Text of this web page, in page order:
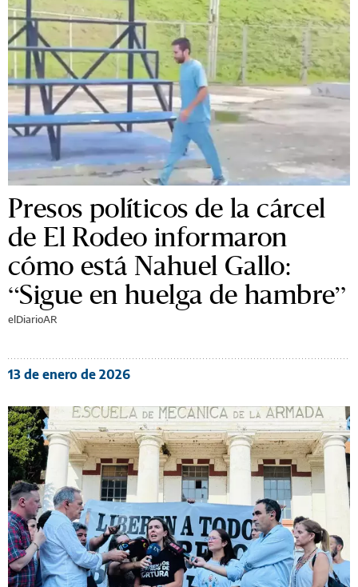
Presos políticos de la cárcel
de El Rodeo informaron
cómo está Nahuel Gallo:
“Sigue en huelga de hambre”
elDiarioAR
13 de enero de 2026